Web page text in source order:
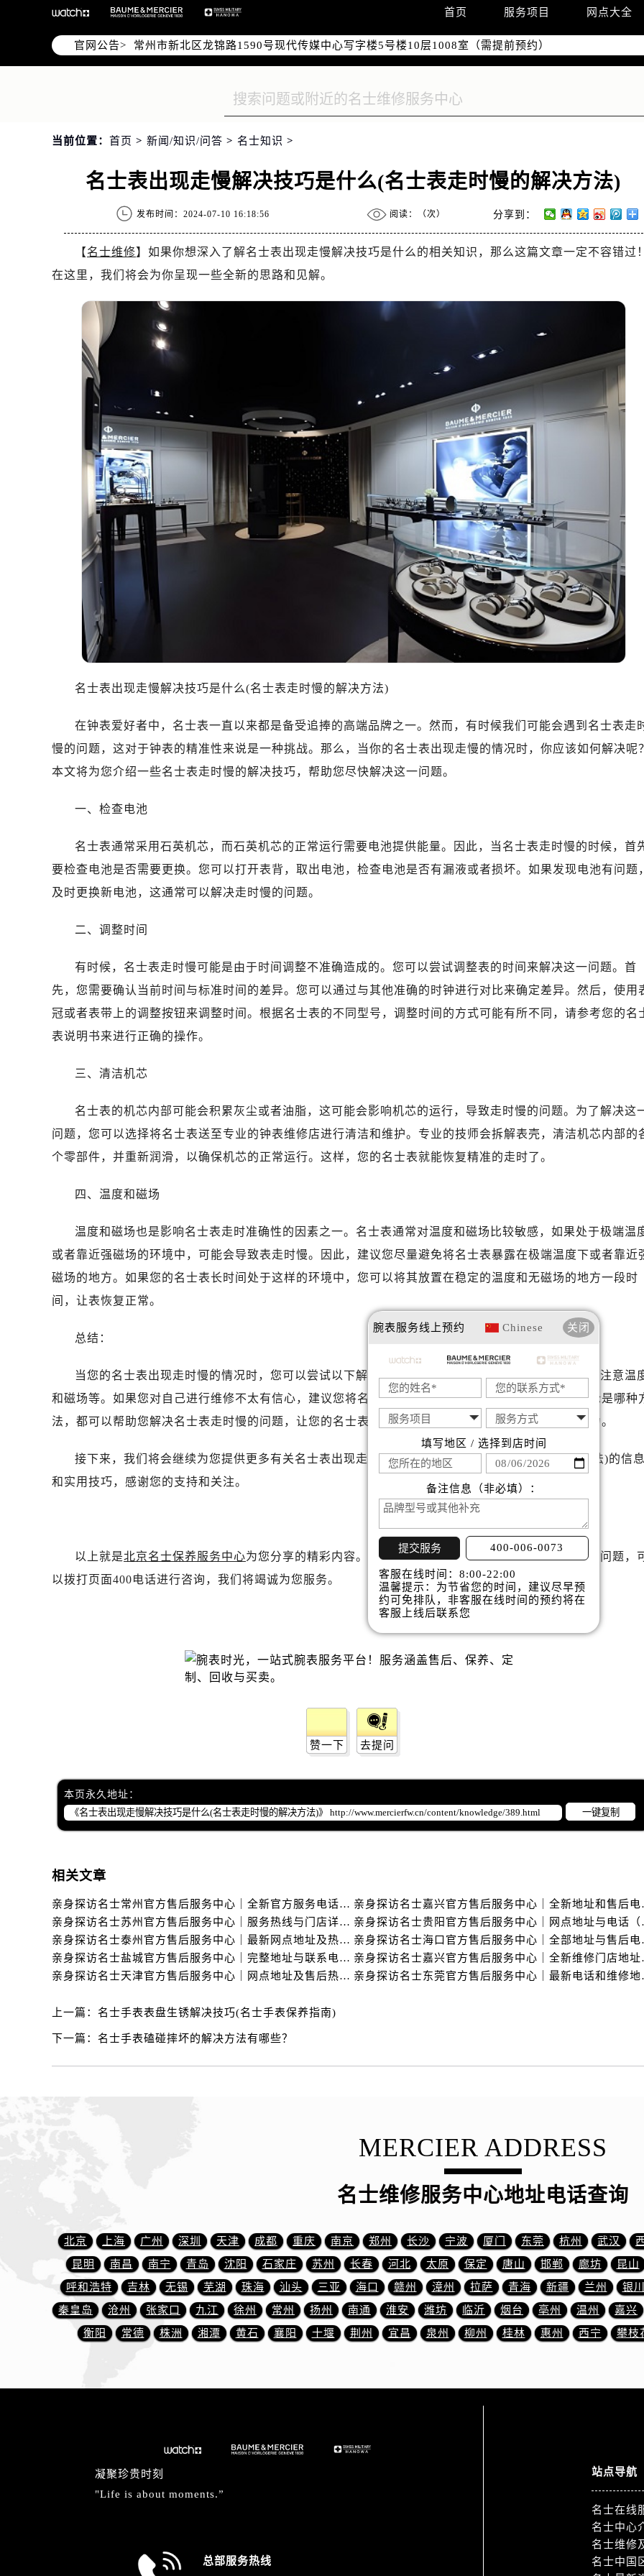
首页 服务项目 网点大全
官网公告>
上海市黄浦区南京东路299号宏伊国际广场写字楼8层806室（需提前预约）
常州市新北区龙锦路1590号现代传媒中心写字楼5号楼10层1008室（需提前预约）
徐州市鼓楼区淮海东路29号苏宁广场IFC国际金融中心写字楼35层3508室（需提前预约）
盐城市盐都区世纪大道5号盐城金融城写字楼1号楼16层1604室（需提前预约）
宁波市江北区大闸南路500号来福士广场办公楼20层2009室（需提前预约）
金华市金东区东市南街777号金华万达广场写字楼4号楼22层2209室（需提前预约）
绍兴市越城区胜利东路379号世茂天际中心写字楼8层805室（需提前预约）
南昌市红谷滩新区红谷中大道998号绿地双子塔（中央广场）A1座办公楼14层07室（需提前预约）
济南市历下区经十路11111号华润中心写字楼（万象城）15层1508室（需提前预约）
广州市越秀区环市东路371-375号世界贸易中心大厦南塔写字楼15层07室（需提前预约）
深圳市罗湖区深南东路5001号华润大厦写字楼17层1701室（需提前预约）
惠州市惠城区江北文昌一路7号华贸大厦写字楼1座30层05室（需提前预约）
厦门市思明区湖滨东路95号华润大厦写字楼B座11层1104室（需提前预约）
福州市鼓楼区五四路128-1号恒力城写字楼15层03室（需提前预约）
成都市锦江区人民东路6号SAC东原中心写字楼24层2406B室（需提前预约）
重庆市江北区观音桥步行街2号融恒时代广场写字楼9层902室（需提前预约）
长沙市芙蓉区定王台街道建湘路393号世茂环球金融中心写字楼（芙蓉广场）10层13室（需提前预约）
郑州市二七区铭功路10号华润大厦写字楼29层2905室（需提前预约）
太原市迎泽区解放路15号亨得利名表服务中心（品牌授权店）3层整层（需提前预约）
沈阳市沈河区中街路137号亨得利名表服务中心（品牌授权店）1层整层（需提前预约）
沈阳市沈河区中街路83号亨得利名表服务中心（品牌授权店）1层整层（需提前预约）
乌鲁木齐市天山区红山路26号时代广场（CCMALL）C座17层17-B（需提前预约）
温州市鹿城区锦绣路1067号置信广场10层1015室（需提前预约）
哈尔滨市道里区友谊西路600号富力中心T2座写字楼29层03室（需提前预约）
大连市中山区人民路15号国际金融大厦7层G室（需提前预约）
佛山市禅城区季华五路57号万科金融中心C座12层1205室（需提前预约）
东莞市东城街道鸿福东路1号民盈国贸中心T1写字楼9层907室（需提前预约）
南通市崇川区工农路57号圆融广场写字楼16层1603室（需提前预约）
武汉市江汉区解放大道686号世界贸易大厦38层09室（需提前预约）
南宁市青秀区金湖路59号地王大厦12楼1224室（需提前预约）
合肥市蜀山区潜山路111号万象城华润大厦B座12楼03室（需提前预约）
青岛市南区山东路6号华润大厦B座22层04室（需提前预约）
长春市朝阳区西安大路727号中银大厦A座(旺进大厦)18层09室（需提前预约）
贵阳市南明区都司高架桥路33号亨特国际金融中心14楼14D（需提前预约）
昆明市盘龙区北京路928号同德昆明广场写字楼10层06室（需提前预约）
西安市碑林区南关正街88号华侨城长安国际中心E座6楼10室（需提前预约）
唐山市路南区新华东道100号万达广场写字楼A座10层1002室（需提前预约）
台州市椒江区东海大道1800号腾达中心东1幢20楼2002室（需提前预约）
内蒙古自治区呼和浩特市玉泉区大学西街70号华润万象城写字楼（鄂尔多斯大厦）23层2326室（需提
甘肃省兰州市七里河区西津西路16号兰州中心写字楼21层2102室（需提前预约）
黑龙江省大庆市萨尔图区会战大街名士售后服务中心（需提前预约）
黑龙江省黑河市爱辉区中央街名士售后服务中心（需提前预约）
黑龙江省鸡西市鸡冠区红军路名士售后服务中心（需提前预约）
黑龙江省佳木斯市向阳区长安路名士售后服务中心（需提前预约）
黑龙江省七台河市桃山区大同街名士售后服务中心（需提前预约）
黑龙江省双鸭山市尖山区新兴大街名士售后服务中心（需提前预约）
黑龙江省绥化市北林区新华街与康庄路交叉口名士售后服务中心（需提前预约）
黑龙江省伊春市伊美区通河路名士售后服务中心（需提前预约）
吉林省白城市洮北区明仁南街名士售后服务中心（需提前预约）
吉林省白山市浑江区浑江大街名士售后服务中心（需提前预约）
吉林省吉林市船营区河南街名士售后服务中心（需提前预约）
吉林省辽源市龙山区人民大街名士售后服务中心（需提前预约）
吉林省梅河口市新华街道梅河大街名士售后服务中心（需提前预约）
吉林省四平市铁东区紫气大路与南九经街交汇处名士售后服务中心（需提前预约）
吉林省松原市宁江区五环大街名士售后服务中心（需提前预约）
吉林省延边市延吉市解放路名士售后服务中心（需提前预约）
辽宁省鞍山市铁东区站前街名士售后服务中心（需提前预约）
辽宁省本溪市平山区胜利路名士售后服务中心（需提前预约）
辽宁省朝阳市双塔区新华路名士售后服务中心（需提前预约）
辽宁省丹东市振兴区七经街名士售后服务中心（需提前预约）
辽宁省抚顺市新抚区东一路名士售后服务中心（需提前预约）
辽宁省阜新市海州区解放大街名士售后服务中心（需提前预约）
辽宁省葫芦岛市连山区中央路名士售后服务中心（需提前预约）
辽宁省锦州市古塔区中央大街名士售后服务中心（需提前预约）
辽宁省辽阳市白塔区新运大街名士售后服务中心（需提前预约）
辽宁省盘锦市兴隆台区石油大街名士售后服务中心（需提前预约）
辽宁省铁岭市银州区南马路名士售后服务中心（需提前预约）
辽宁省沈阳市沈河区中街路137号亨得利名表维修授权店1楼名士售后服务中心（需提前预约）
辽宁省沈阳市沈河区中街路83号亨得利名表维修授权店1楼名士售后服务中心（需提前预约）
北京市朝阳区建国门外大街甲6号华熙国际中心D座11层1102室名士售后服务中心（需提前预约）
北京市东城区东长安街1号王府井东方广场W3座6层602室名士售后服务中心（需提前预约）
内蒙古自治区阿拉善盟市左旗土尔扈特大街名士售后服务中心（需提前预约）
内蒙古自治区鄂尔多斯市东胜区伊金霍洛街名士售后服务中心（需提前预约）
内蒙古自治区呼伦贝尔市海拉尔区中央街名士售后服务中心（需提前预约）
内蒙古自治区通辽市科尔沁区明仁大街名士售后服务中心（需提前预约）
内蒙古自治区乌海市海勃湾区人民南路名士售后服务中心（需提前预约）
内蒙古自治区乌兰察布市集宁区恩和大街名士售后服务中心（需提前预约）
内蒙古自治区兴安盟市乌兰浩特市兴安大街名士售后服务中心（需提前预约）
山西省大同市平城区迎宾街名士售后服务中心（需提前预约）
山西省朔州市朔城区怡西路与鄯阳西街交汇处名士售后服务中心（需提前预约）
山西省忻州市忻府区和平东街与七一南路交叉口名士售后服务中心（需提前预约）
山西省运城市盐湖区河东街名士售后服务中心（需提前预约）
山西省太原市迎泽区迎泽街道解放路15号亨得利名表维修授权店3楼名士售后服务中心（需提前预约
天津市和平区赤峰道136号天津国际金融中心26层2603室名士售后服务中心（需提前预约）
安徽省安庆市迎江区人民路名士售后服务中心（需提前预约）
安徽省蚌埠市蚌山区淮河路名士售后服务中心（需提前预约）
安徽省亳州市谯城区魏武大道名士售后服务中心（需提前预约）
安徽省池州市贵池区长江路名士售后服务中心（需提前预约）
安徽省马鞍山市雨山区湖南西路名士售后服务中心（需提前预约）
安徽省宿州市埇桥区人民中路名士售后服务中心（需提前预约）
安徽省宣城市宣州区叠嶂西路名士售后服务中心（需提前预约）
当前位置： 首页 > 新闻/知识/问答 > 名士知识 >
名士表出现走慢解决技巧是什么(名士表走时慢的解决方法)
发布时间：2024-07-10 16:18:56 阅读：（次） 分享到：
【名士维修】如果你想深入了解名士表出现走慢解决技巧是什么的相关知识，那么这篇文章一定不容错过！
在这里，我们将会为你呈现一些全新的思路和见解。
名士表出现走慢解决技巧是什么(名士表走时慢的解决方法)
在钟表爱好者中，名士表一直以来都是备受追捧的高端品牌之一。然而，有时候我们可能会遇到名士表走
慢的问题，这对于钟表的精准性来说是一种挑战。那么，当你的名士表出现走慢的情况时，你应该如何解决呢？
本文将为您介绍一些名士表走时慢的解决技巧，帮助您尽快解决这一问题。
一、检查电池
名士表通常采用石英机芯，而石英机芯的正常运行需要电池提供能量。因此，当名士表走时慢的时候，首
要检查电池是否需要更换。您可以打开表背，取出电池，检查电池是否有漏液或者损坏。如果发现电池有问题，
及时更换新电池，这通常可以解决走时慢的问题。
二、调整时间
有时候，名士表走时慢可能是由于时间调整不准确造成的。您可以尝试调整表的时间来解决这一问题。首
先，您需要确认当前时间与标准时间的差异。您可以通过与其他准确的时钟进行对比来确定差异。然后，使用
冠或者表带上的调整按钮来调整时间。根据名士表的不同型号，调整时间的方式可能有所不同，请参考您的名
表说明书来进行正确的操作。
三、清洁机芯
名士表的机芯内部可能会积累灰尘或者油脂，这可能会影响机芯的运行，导致走时慢的问题。为了解决这
问题，您可以选择将名士表送至专业的钟表维修店进行清洁和维护。专业的技师会拆解表壳，清洁机芯内部的
个零部件，并重新润滑，以确保机芯的正常运行。这样，您的名士表就能恢复精准的走时了。
四、温度和磁场
温度和磁场也是影响名士表走时准确性的因素之一。名士表通常对温度和磁场比较敏感，如果处于极端温
或者靠近强磁场的环境中，可能会导致表走时慢。因此，建议您尽量避免将名士表暴露在极端温度下或者靠近
磁场的地方。如果您的名士表长时间处于这样的环境中，您可以将其放置在稳定的温度和无磁场的地方一段时
间，让表恢复正常。
总结：
当您的名士表出现走时慢的情况时，您可以尝试以下解决技巧：检查电池，调整时间，清洁机芯，注意温
和磁场等。如果您对自己进行维修不太有信心，建议您将名士表送至专业的钟表维修店进行维护。无论是哪种
法，都可以帮助您解决名士表走时慢的问题，让您的名士表恢复精准的走时，继续为您带来优雅和魅力。
接下来，我们将会继续为您提供更多有关名士表出现走慢解决技巧是什么(名士表走时慢的解决方法)的信息
和实用技巧，感谢您的支持和关注。
以上就是北京名士保养服务中心为您分享的精彩内容。如果您还有其他关于名士手表维护和保养的问题，
以拨打页面400电话进行咨询，我们将竭诚为您服务。
赞一下 去提问
本页永久地址：
一键复制
相关文章
亲身探访名士常州官方售后服务中心｜全新官方服务电话与地址（2026年7月最新）
亲身探访名
亲身探访名士苏州官方售后服务中心｜服务热线与门店详细地址（2026年7月最新）
亲身探访
亲身探访名士泰州官方售后服务中心｜最新网点地址及热线（2026年7月最新）
亲身探访名
亲身探访名士盐城官方售后服务中心｜完整地址与联系电话（2026年7月最新）
亲身探访名
亲身探访名士天津官方售后服务中心｜网点地址及售后热线（2026年7月最新）
亲身探访名
上一篇： 名士手表表盘生锈解决技巧(名士手表保养指南)
下一篇： 名士手表磕碰摔坏的解决方法有哪些？
MERCIER ADDRESS
名士维修服务中心地址电话查询
北京 上海 广州 深圳 天津 成都 重庆 南京 郑州 长沙 宁波 厦门 东莞 杭州 武汉
昆明
南昌 南宁 青岛 沈阳 石家庄 苏州 长春 河北 太原 保定 唐山 邯郸 廊坊 昆山
呼和浩特
吉林 无锡 芜湖 珠海 汕头 三亚 海口 赣州 漳州 拉萨 青海 新疆 兰州 银川
秦皇岛
沧州 张家口 九江 徐州 常州 扬州 南通 淮安 潍坊 临沂 烟台 亳州 温州 嘉兴
衡阳
常德 株洲 湘潭 黄石 襄阳 十堰 荆州 宜昌 泉州 柳州 桂林 惠州 西宁 攀枝
凝聚珍贵时刻
"Life is about moments.”
总部服务热线
站点导航
名士在线
名士中心
名士维修
名士中国
腕表服务线上预约 Chinese 关闭
填写地区 / 选择到店时间
备注信息（非必填）：
提交服务 400-006-0073
客服在线时间：8:00-22:00
温馨提示：为节省您的时间，建议尽早预
约可免排队，非客服在线时间的预约将在
客服上线后联系您